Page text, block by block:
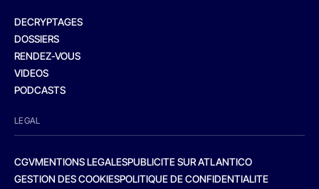
DECRYPTAGES
DOSSIERS
RENDEZ-VOUS
VIDEOS
PODCASTS
LEGAL
CGVMENTIONS LEGALESPUBLICITE SUR ATLANTICO
GESTION DES COOKIESPOLITIQUE DE CONFIDENTIALITE